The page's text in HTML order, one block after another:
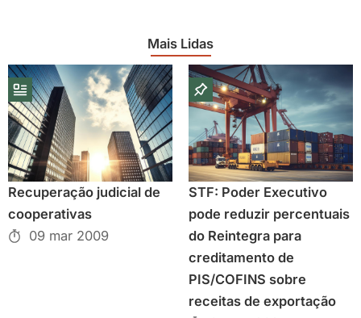
Mais Lidas
Recuperação judicial de
cooperativas
09 mar 2009
STF: Poder Executivo
pode reduzir percentuais
do Reintegra para
creditamento de
PIS/COFINS sobre
receitas de exportação